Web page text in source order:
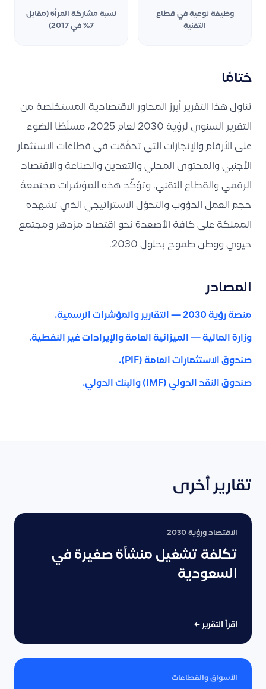
وظيفة نوعية في قطاع
التقنية
نسبة مشاركة المرأة (مقابل
7% في 2017)
ختامًا
تناول هذا التقرير أبرز المحاور الاقتصادية المستخلصة من
التقرير السنوي لرؤية 2030 لعام 2025، مسلّطًا الضوء
على الأرقام والإنجازات التي تحقّقت في قطاعات الاستثمار
الأجنبي والمحتوى المحلي والتعدين والصناعة والاقتصاد
الرقمي والقطاع التقني. وتؤكّد هذه المؤشرات مجتمعةً
حجم العمل الدؤوب والتحوّل الاستراتيجي الذي تشهده
المملكة على كافة الأصعدة نحو اقتصاد مزدهر ومجتمع
حيوي ووطن طموح بحلول 2030.
المصادر
منصة رؤية 2030 — التقارير والمؤشرات الرسمية.
وزارة المالية — الميزانية العامة والإيرادات غير النفطية.
صندوق الاستثمارات العامة (PIF).
صندوق النقد الدولي (IMF) والبنك الدولي.
تقارير أخرى
الاقتصاد ورؤية 2030
تكلفة تشغيل منشأة صغيرة في
السعودية
اقرأ التقرير ←
الأسواق والقطاعات